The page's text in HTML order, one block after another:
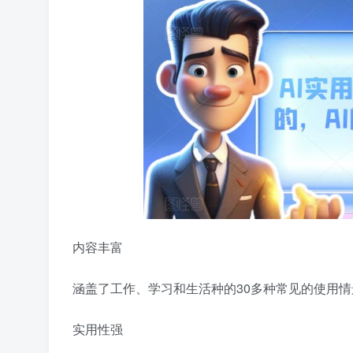
内容丰富
涵盖了工作、学习和生活种的30多种常见的使用
实用性强